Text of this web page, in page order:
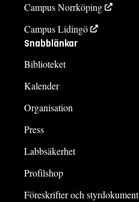
Campus Norrköping
Campus Lidingö
Snabblänkar
Biblioteket
Kalender
Organisation
Press
Labbsäkerhet
Profilshop
Föreskrifter och styrdokument